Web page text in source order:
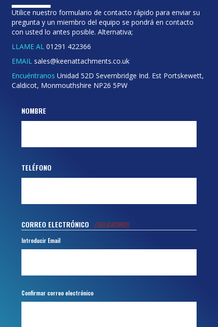
Utilice nuestro formulario de contacto rápido para enviar su
pregunta y un miembro del equipo se pondrá en contacto
con usted lo antes posible. Alternativa;
LLAME AL 01291 422366
EMAIL sales@keenattachments.co.uk
Encuéntranos Unidad 52D Severnbridge Ind. Est Portskewett,
Caldicot, Monmouthshire NP26 5PW
NOMBRE
TELÉFONO
CORREO ELECTRÓNICO (OBLIGATORIO)
Introducir Email
Confirmar correo electrónico